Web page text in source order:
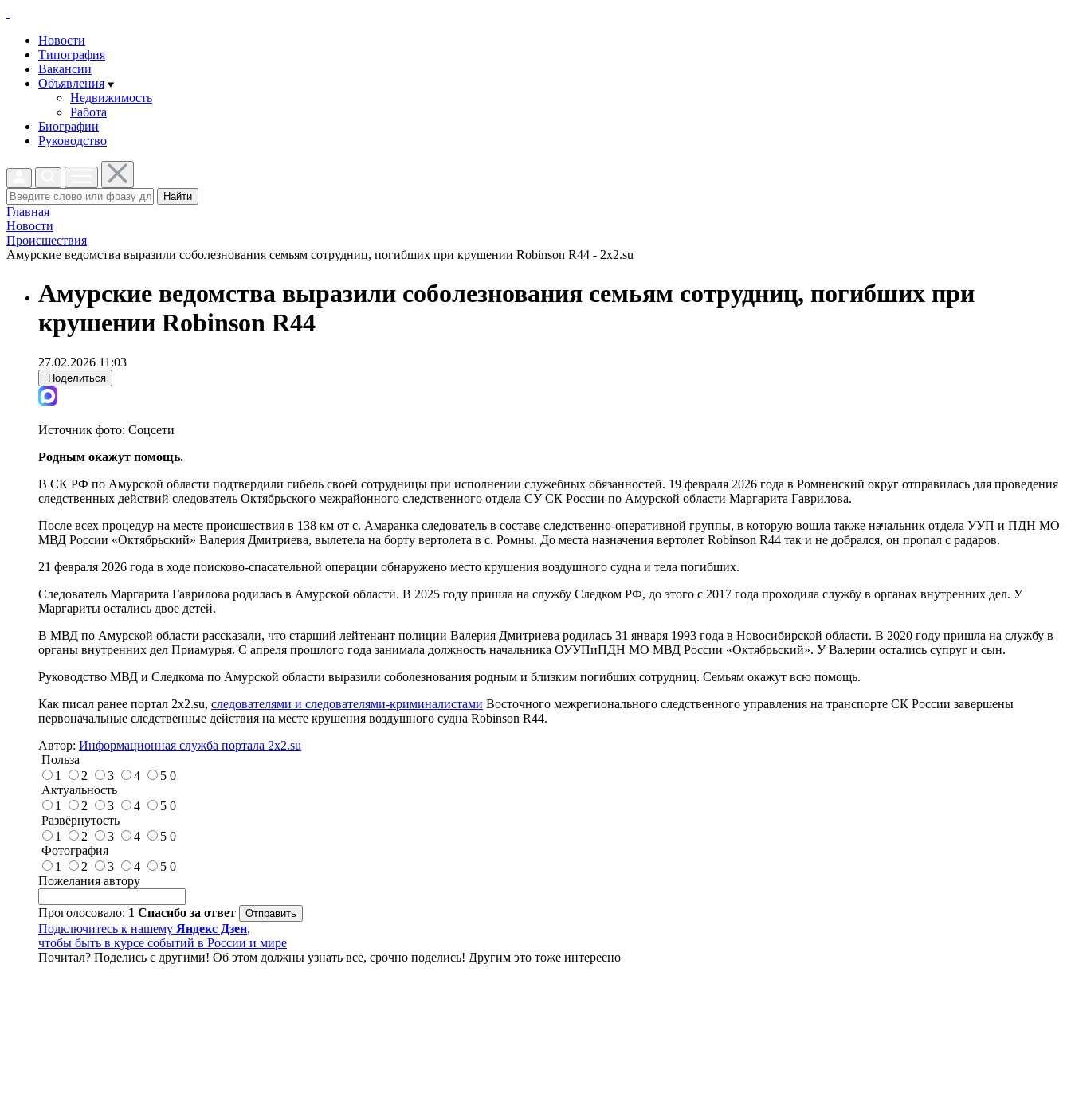
Новости
Типография
Вакансии
Объявления
Недвижимость
Работа
Биографии
Руководство
Найти
Главная
Новости
Проиcшествия
Амурские ведомства выразили соболезнования семьям сотрудниц, погибших при крушении Robinson R44 - 2x2.su
Амурские ведомства выразили соболезнования семьям сотрудниц, погибших при
крушении Robinson R44
27.02.2026 11:03
Поделиться
Источник фото: Соцсети
Родным окажут помощь.
В СК РФ по Амурской области подтвердили гибель своей сотрудницы при исполнении служебных обязанностей. 19 февраля 2026 года в Ромненский округ отправилась для проведения
следственных действий следователь Октябрьского межрайонного следственного отдела СУ СК России по Амурской области Маргарита Гаврилова.
После всех процедур на месте происшествия в 138 км от с. Амаранка следователь в составе следственно-оперативной группы, в которую вошла также начальник отдела УУП и ПДН МО
МВД России «Октябрьский» Валерия Дмитриева, вылетела на борту вертолета в с. Ромны. До места назначения вертолет Robinson R44 так и не добрался, он пропал с радаров.
21 февраля 2026 года в ходе поисково-спасательной операции обнаружено место крушения воздушного судна и тела погибших.
Следователь Маргарита Гаврилова родилась в Амурской области. В 2025 году пришла на службу Следком РФ, до этого с 2017 года проходила службу в органах внутренних дел. У
Маргариты остались двое детей.
В МВД по Амурской области рассказали, что старший лейтенант полиции Валерия Дмитриева родилась 31 января 1993 года в Новосибирской области. В 2020 году пришла на службу в
органы внутренних дел Приамурья. С апреля прошлого года занимала должность начальника ОУУПиПДН МО МВД России «Октябрьский». У Валерии остались супруг и сын.
Руководство МВД и Следкома по Амурской области выразили соболезнования родным и близким погибших сотрудниц. Семьям окажут всю помощь.
Как писал ранее портал 2х2.su, следователями и следователями-криминалистами Восточного межрегионального следственного управления на транспорте СК России завершены
первоначальные следственные действия на месте крушения воздушного судна Robinson R44.
Автор: Информационная служба портала 2x2.su
Польза
1
2 3 4 5 0
Актуальность
1
2 3 4 5 0
Развёрнутость
1
2 3 4 5 0
Фотография
1
2 3 4 5 0
Пожелания автору
Проголосовало: 1 Спасибо за ответ
Подключитесь к нашему Яндекс Дзен,
чтобы быть в курсе событий в России и мире
Почитал? Поделись с другими! Об этом должны узнать все, срочно поделись! Другим это тоже интересно